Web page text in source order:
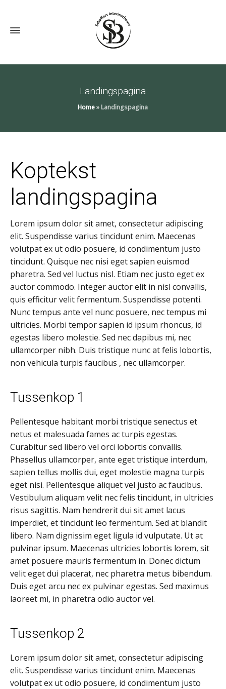
Landingspagina
Home»Landingspagina
Koptekst
landingspagina
Lorem ipsum dolor sit amet, consectetur adipiscing
elit. Suspendisse varius tincidunt enim. Maecenas
volutpat ex ut odio posuere, id condimentum justo
tincidunt. Quisque nec nisi eget sapien euismod
pharetra. Sed vel luctus nisl. Etiam nec justo eget ex
auctor commodo. Integer auctor elit in nisl convallis,
quis efficitur velit fermentum. Suspendisse potenti.
Nunc tempus ante vel nunc posuere, nec tempus mi
ultricies. Morbi tempor sapien id ipsum rhoncus, id
egestas libero molestie. Sed nec dapibus mi, nec
ullamcorper nibh. Duis tristique nunc at felis lobortis,
non vehicula turpis faucibus , nec ullamcorper.
Tussenkop 1
Pellentesque habitant morbi tristique senectus et
netus et malesuada fames ac turpis egestas.
Curabitur sed libero vel orci lobortis convallis.
Phasellus ullamcorper, ante eget tristique interdum,
sapien tellus mollis dui, eget molestie magna turpis
eget nisi. Pellentesque aliquet vel justo ac faucibus.
Vestibulum aliquam velit nec felis tincidunt, in ultricies
risus sagittis. Nam hendrerit dui sit amet lacus
imperdiet, et tincidunt leo fermentum. Sed at blandit
libero. Nam dignissim eget ligula id vulputate. Ut at
pulvinar ipsum. Maecenas ultricies lobortis lorem, sit
amet posuere mauris fermentum in. Donec dictum
velit eget dui placerat, nec pharetra metus bibendum.
Duis eget arcu nec ex pulvinar egestas. Sed maximus
laoreet mi, in pharetra odio auctor vel.
Tussenkop 2
Lorem ipsum dolor sit amet, consectetur adipiscing
elit. Suspendisse varius tincidunt enim. Maecenas
volutpat ex ut odio posuere, id condimentum justo